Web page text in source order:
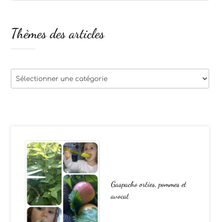
Gaspacho orties, pommes et
avocat
Thèmes des articles
Thèmes
des